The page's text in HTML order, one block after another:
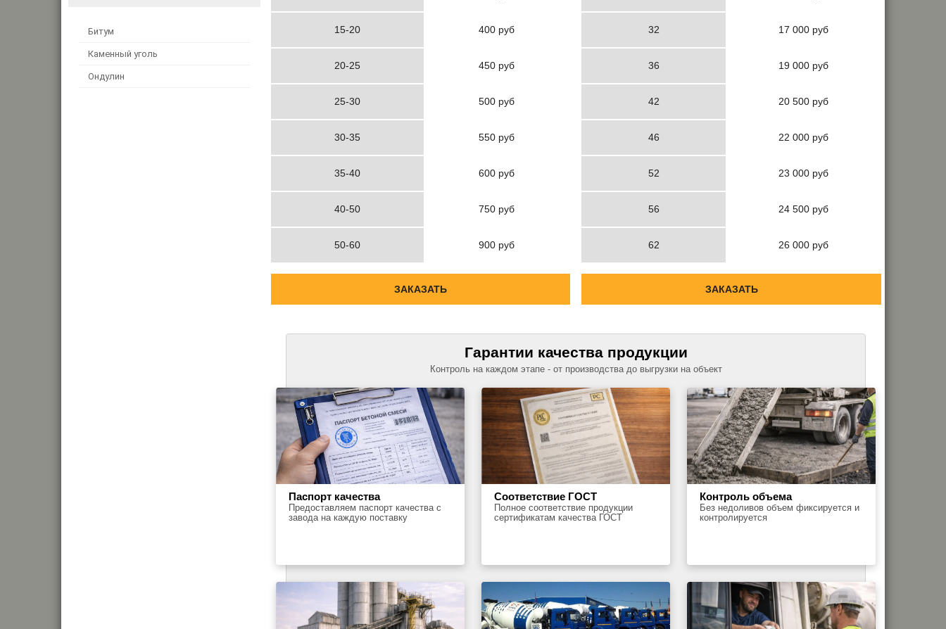
Битум
Каменный уголь
Ондулин
15-20 400 руб
20-25 450 руб
25-30 500 руб
30-35 550 руб
35-40 600 руб
40-50 750 руб
50-60 900 руб
ЗАКАЗАТЬ
32 17 000 руб
36 19 000 руб
42 20 500 руб
46 22 000 руб
52 23 000 руб
56 24 500 руб
62 26 000 руб
ЗАКАЗАТЬ
Гарантии качества продукции
Контроль на каждом этапе - от производства до выгрузки на объект
Паспорт качества
Предоставляем паспорт качества с
завода на каждую поставку
Соответствие ГОСТ
Полное соответствие продукции
сертификатам качества ГОСТ
Контроль объема
Без недоливов объем фиксируется и
контролируется